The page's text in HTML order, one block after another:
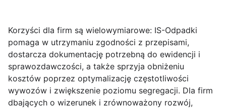
Korzyści dla firm są wielowymiarowe: IS-Odpadki
pomaga w utrzymaniu zgodności z przepisami,
dostarcza dokumentację potrzebną do ewidencji i
sprawozdawczości, a także sprzyja obniżeniu
kosztów poprzez optymalizację częstotliwości
wywozów i zwiększenie poziomu segregacji. Dla firm
dbających o wizerunek i zrównoważony rozwój,